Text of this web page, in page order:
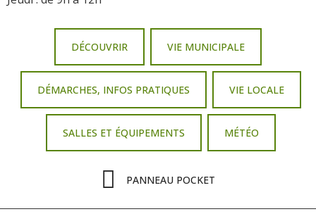
DÉCOUVRIR VIE MUNICIPALE
DÉMARCHES, INFOS PRATIQUES VIE LOCALE
SALLES ET ÉQUIPEMENTS MÉTÉO
PANNEAU POCKET